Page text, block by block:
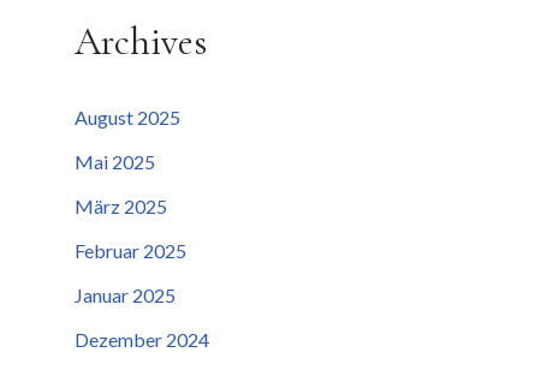
Archives
August 2025
Mai 2025
März 2025
Februar 2025
Januar 2025
Dezember 2024